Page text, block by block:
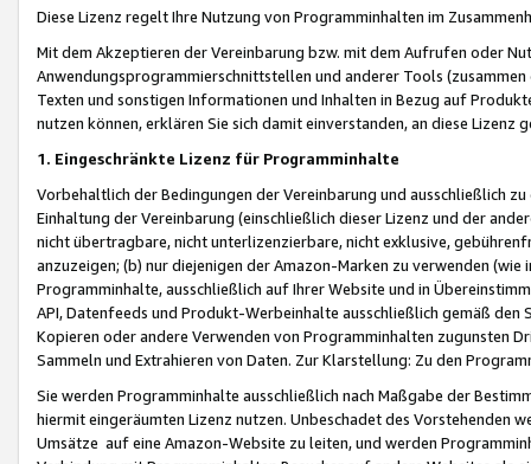
Diese Lizenz regelt Ihre Nutzung von Programminhalten im
Mit dem Akzeptieren der Vereinbarung bzw. mit dem Aufrufen oder
Anwendungsprogrammierschnittstellen und anderer Tools (zusammen
Texten und sonstigen Informationen und Inhalten in Bezug auf
nutzen können, erklären Sie sich damit einverstanden, an diese Lizenz
1. Eingeschränkte Lizenz für Programminhalte
Vorbehaltlich der Bedingungen der Vereinbarung und ausschließlich
Einhaltung der Vereinbarung (einschließlich dieser Lizenz und der
nicht übertragbare, nicht unterlizenzierbare, nicht exklusive,
anzuzeigen; (b) nur diejenigen der Amazon-Marken zu verwenden
Programminhalte, ausschließlich auf Ihrer Website und in
API, Datenfeeds und Produkt-Werbeinhalte ausschließlich gemäß
Kopieren oder andere Verwenden von Programminhalten zugunsten
Sammeln und Extrahieren von Daten. Zur Klarstellung: Zu den
Sie werden Programminhalte ausschließlich nach Maßgabe der
hiermit eingeräumten Lizenz nutzen. Unbeschadet des Vorstehenden
Umsätze auf eine Amazon-Website zu leiten, und werden